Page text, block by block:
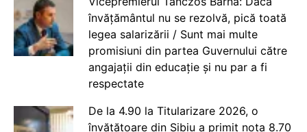
învățământul nu se rezolvă, pică toată
legea salarizării / Sunt mai multe
promisiuni din partea Guvernului către
angajații din educație și nu par a fi
respectate
De la 4.90 la Titularizare 2026, o
învățătoare din Sibiu a primit nota 8.70